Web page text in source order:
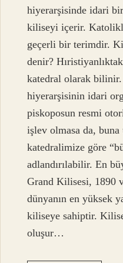
hiyerarşisinde idari
kiliseyi içerir.
geçerli bir terimdir.
denir?
katedral olarak
hiyerarşisinin idari
piskoposun resmi
işlev olmasa da,
katedralimize göre
adlandırılabilir. En
Grand Kilisesi, 1890
dünyanın en yüksek
kiliseye sahiptir.
oluşur…